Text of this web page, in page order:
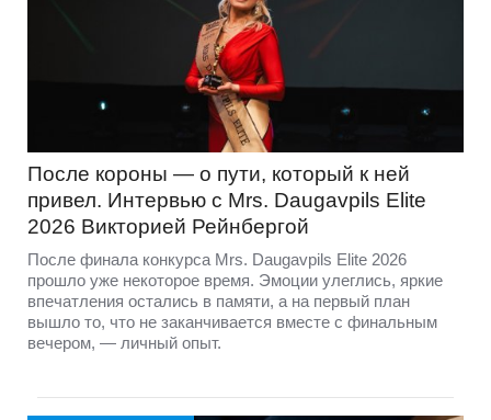
После короны — о пути, который к ней
привел. Интервью с Mrs. Daugavpils Elite
2026 Викторией Рейнбергой
После финала конкурса Mrs. Daugavpils Elite 2026
прошло уже некоторое время. Эмоции улеглись, яркие
впечатления остались в памяти, а на первый план
вышло то, что не заканчивается вместе с финальным
вечером, — личный опыт.